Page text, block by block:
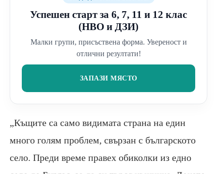
Успешен старт за 6, 7, 11 и 12 клас
(НВО и ДЗИ)
Малки групи, присъствена форма. Увереност и
отлични резултати!
ЗАПАЗИ МЯСТО
„Къщите са само видимата страна на един
много голям проблем, свързан с българското
село. Преди време правех обиколки из едно